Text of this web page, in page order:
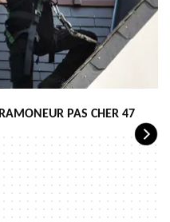
RAMONEUR PAS CHER 47